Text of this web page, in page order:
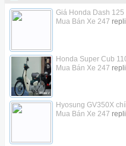
Giá Honda Dash
Mua Bán Xe 247
Honda Super Cub
Mua Bán Xe 247
Hyosung GV350X
Mua Bán Xe 247